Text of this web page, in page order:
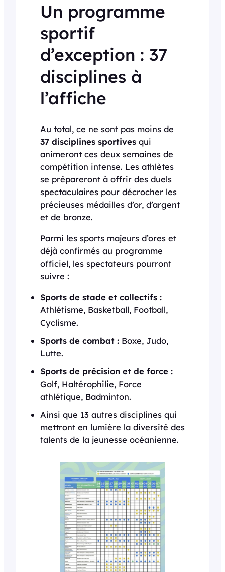
Un programme
sportif
d’exception : 37
disciplines à
l’affiche
Au total, ce ne sont pas moins de
37 disciplines sportives qui
animeront ces deux semaines de
compétition intense. Les athlètes
se prépareront à offrir des duels
spectaculaires pour décrocher les
précieuses médailles d’or, d’argent
et de bronze.
Parmi les sports majeurs d’ores et
déjà confirmés au programme
officiel, les spectateurs pourront
suivre :
Sports de stade et collectifs :
Athlétisme, Basketball, Football,
Cyclisme.
Sports de combat : Boxe, Judo,
Lutte.
Sports de précision et de force :
Golf, Haltérophilie, Force
athlétique, Badminton.
Ainsi que 13 autres disciplines qui
mettront en lumière la diversité des
talents de la jeunesse océanienne.